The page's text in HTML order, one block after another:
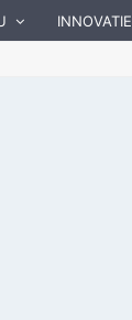
INNOVATIE